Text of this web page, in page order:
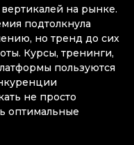
на рынке.
подтолкнула
но тренд до сих
Курсы, тренинги,
пользуются
не просто
оптимальные